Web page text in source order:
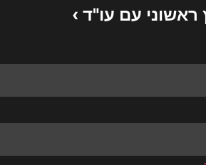
ראשוני עם עו"ד ›